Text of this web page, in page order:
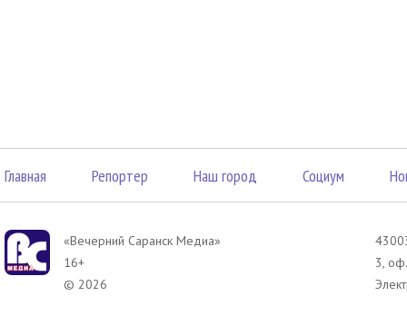
Главная Репортер Наш город Социум
«Вечерний Саранск Mедиа»
16+
© 2026
3,